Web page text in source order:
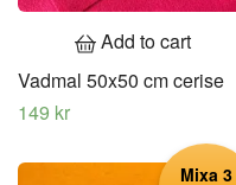
Add to cart
Vadmal 50x50 cm cerise
149 kr
Mixa 3